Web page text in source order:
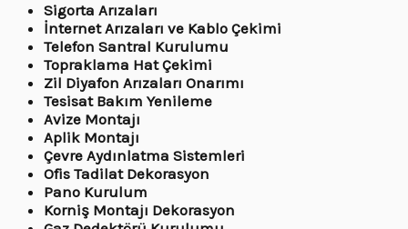
Sigorta Arızaları
İnternet Arızaları ve Kablo Çekimi
Telefon Santral Kurulumu
Topraklama Hat Çekimi
Zil Diyafon Arızaları Onarımı
Tesisat Bakım Yenileme
Avize Montajı
Aplik Montajı
Çevre Aydınlatma Sistemleri
Ofis Tadilat Dekorasyon
Pano Kurulum
Korniş Montajı Dekorasyon